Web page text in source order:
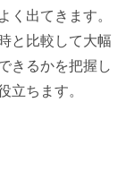
く出てきます。
と比較して大幅
きるかを把握し
立ちます。